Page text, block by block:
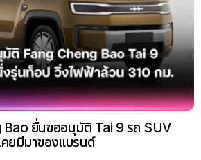
ยื่นขออนุมัติ Tai 9 รถ SUV
ยมีมาของแบรนด์